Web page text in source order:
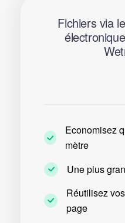
Fichiers via
Economisez
mètre
Une plus
Réutilisez
page